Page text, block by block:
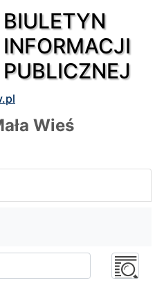
BIULETYN
INFORMACJI
PUBLICZNEJ
Wieś